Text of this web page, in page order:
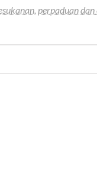
perpaduan